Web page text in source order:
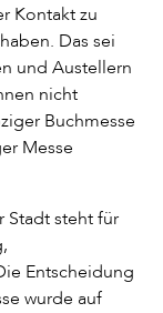
Kontakt zu
Das sei
und Austellern
nicht
Buchmesse
Messe
Stadt steht für
Entscheidung
wurde auf